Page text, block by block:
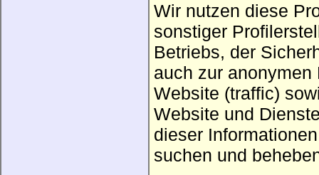
Wir nutzen diese
sonstiger
Betriebs, der
auch zur
Website (traffic)
Website und
dieser
suchen und